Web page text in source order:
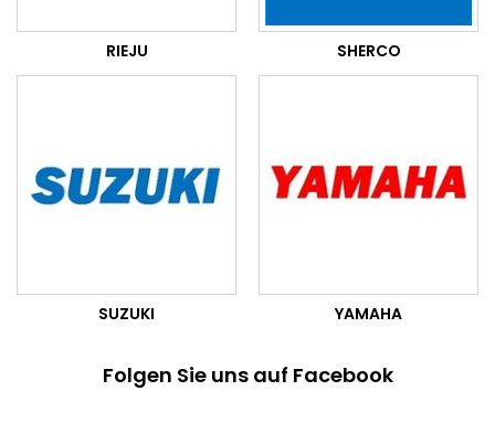
RIEJU SHERCO
SUZUKI YAMAHA
Folgen Sie uns auf Facebook